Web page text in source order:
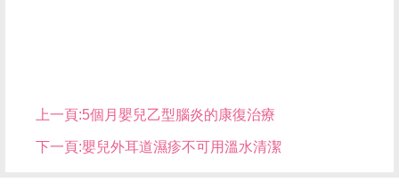
上一頁:5個月嬰兒乙型腦炎的康復治療
下一頁:嬰兒外耳道濕疹不可用溫水清潔